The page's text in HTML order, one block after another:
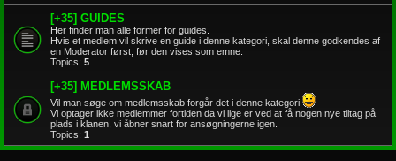
[+35] GUIDES
Her finder man alle former for guides.
Hvis et medlem vil skrive en guide i denne kategori, skal denne godkendes af
en Moderator først, før den vises som emne.
Topics: 5
[+35] MEDLEMSSKAB
Vil man søge om medlemsskab forgår det i denne kategori
Vi optager ikke medlemmer fortiden da vi lige er ved at få nogen nye tiltag på
plads i klanen, vi åbner snart for ansøgningerne igen.
Topics: 1